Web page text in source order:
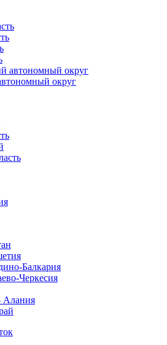
автономный округ
округ
Балкария
Черкесия
Алания